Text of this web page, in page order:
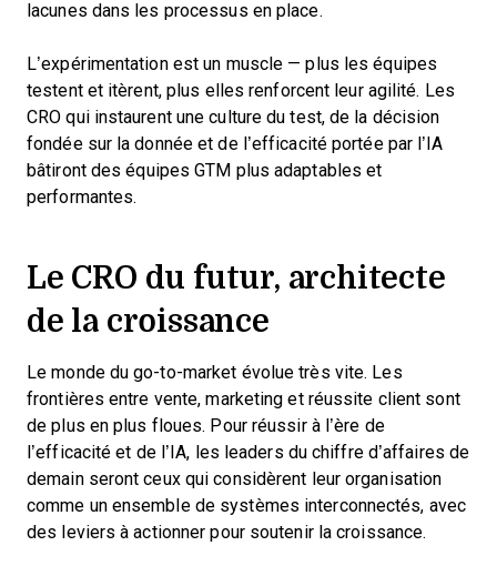
lacunes dans les processus en place.
L’expérimentation est un muscle — plus les équipes
testent et itèrent, plus elles renforcent leur agilité. Les
CRO qui instaurent une culture du test, de la décision
fondée sur la donnée et de l’efficacité portée par l’IA
bâtiront des équipes GTM plus adaptables et
performantes.
Le CRO du futur, architecte
de la croissance
Le monde du go-to-market évolue très vite. Les
frontières entre vente, marketing et réussite client sont
de plus en plus floues. Pour réussir à l’ère de
l’efficacité et de l’IA, les leaders du chiffre d’affaires de
demain seront ceux qui considèrent leur organisation
comme un ensemble de systèmes interconnectés, avec
des leviers à actionner pour soutenir la croissance.